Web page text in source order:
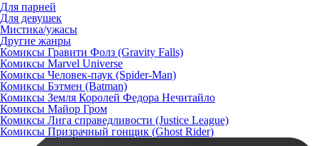
Для парней
Для девушек
Мистика/ужасы
Другие жанры
Комиксы Гравити Фолз (Gravity Falls)
Комиксы Marvel Universe
Комиксы Человек-паук (Spider-Man)
Комиксы Бэтмен (Batman)
Комиксы Земля Королей Федора Нечитайло
Комиксы Майор Гром
Комиксы Лига справедливости (Justice League)
Комиксы Призрачный гонщик (Ghost Rider)